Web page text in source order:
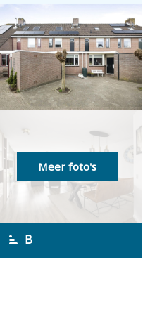
Meer foto's
B